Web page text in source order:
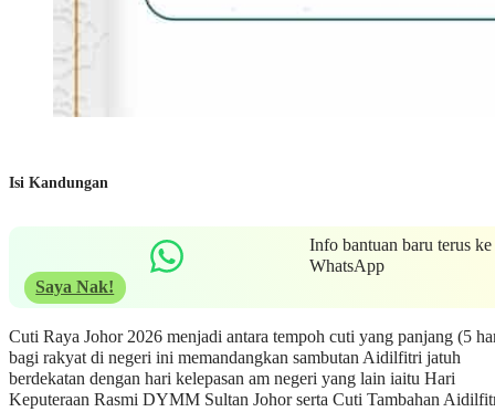
Isi Kandungan
Info bantuan baru terus ke
WhatsApp
Saya Nak!
Cuti Raya Johor 2026 menjadi antara tempoh cuti yang panjang (5
bagi rakyat di negeri ini memandangkan sambutan Aidilfitri jatuh
berdekatan dengan hari kelepasan am negeri yang lain iaitu Hari
Keputeraan Rasmi DYMM Sultan Johor serta Cuti Tambahan